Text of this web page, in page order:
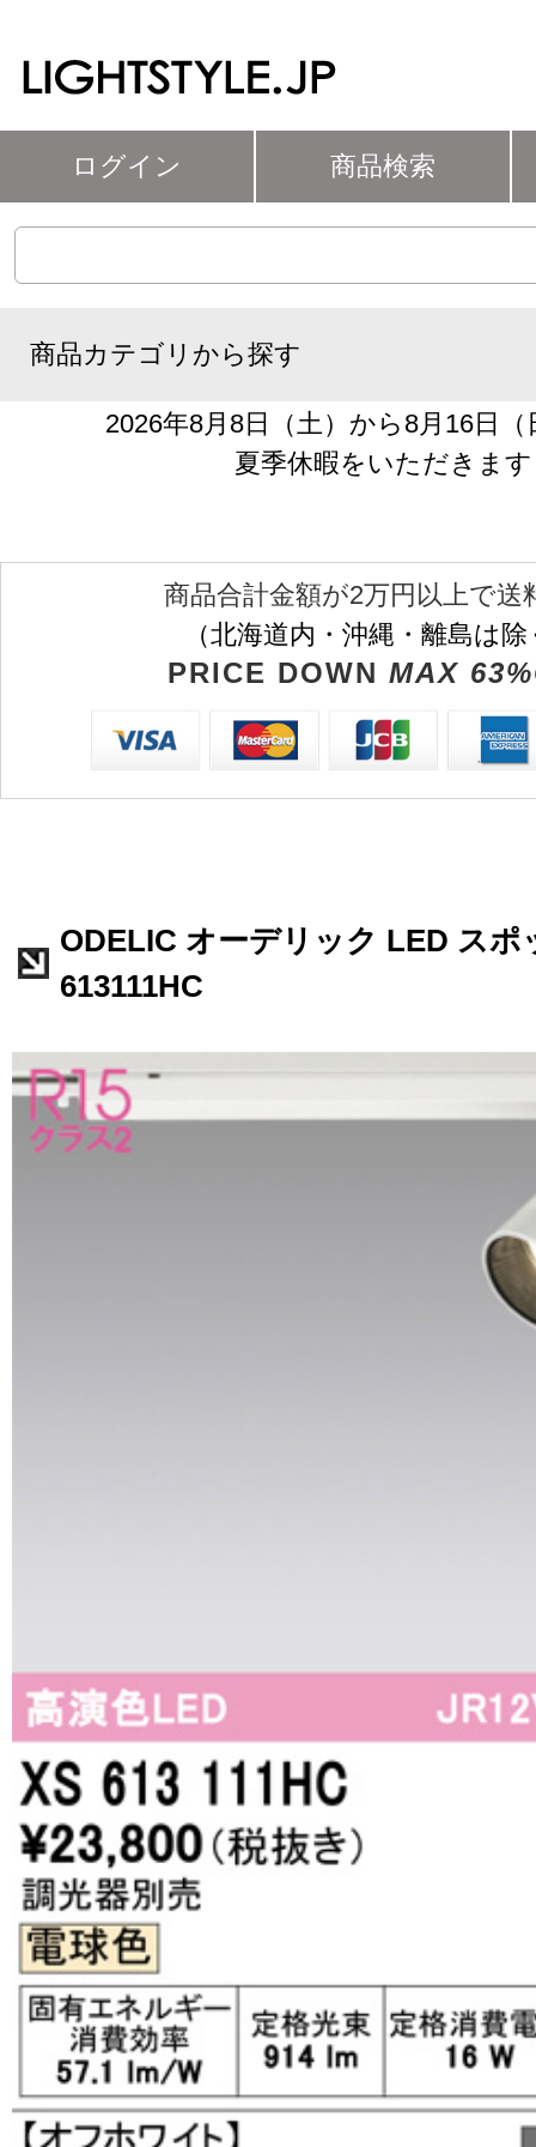
ログイン 商品検索
商品カテゴリから探す
2026年8月8日（土）から8月16日
夏季休暇をいただきます
商品合計金額が2万円以上で送
（北海道内・沖縄・離島は
PRICE DOWN MAX
ODELIC オーデリック LED スポ
613111HC